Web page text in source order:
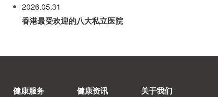
2026.05.31
香港最受欢迎的八大私立医院
健康服务 健康资讯 关于我们